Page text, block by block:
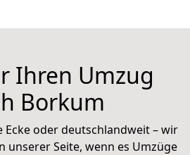
Ihren Umzug
Borkum
Ecke oder deutschlandweit – wir
unserer Seite, wenn es Umzüge